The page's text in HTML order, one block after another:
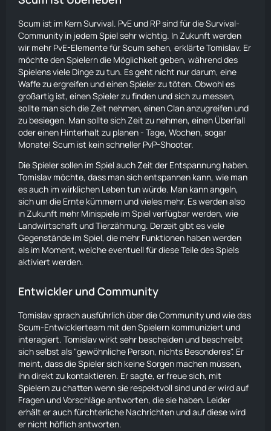
Scum ist im KernSurvival. PvE und RP sind für dieSurvival-
Community in jedem Spiel sehr wichtig. In Zukunft werden
wir mehr PvE-Elemente für Scum sehen, erklärte Tomislav. Er
möchte den Spielern die Möglichkeit geben, während des
Spielens viele Dinge zu tun. Es geht nicht nur darum, eine
Waffe zu ergreifen und einen Spieler zu töten. Obwohl es
großartig ist, einen Spieler zu finden und sich zu messen,
sollte man sich die Zeit nehmen, einen Clan anzugreifen und
zu besiegen. Man sollte sich Zeit zu nehmen, einen Überfall
oder einen Hinterhalt zu planen - Tage, Wochen, sogar
Monate! Scum ist kein schneller PvP-Shooter.
Die Spieler sollen im Spiel auch Zeit der Entspannung haben.
Tomislav möchte, dass man sich entspannen kann, wie man
es auch im wirklichen Leben tun würde. Man kann angeln,
sich um die Ernte kümmern und vieles mehr. Es werden also
in Zukunft mehr Minispiele im Spiel verfügbar werden, wie
Landwirtschaft und Tierzähmung. Derzeit gibt es viele
Gegenstände im Spiel, die mehr Funktionen haben werden
als im Moment, welche eventuell für diese Teile des Spiels
aktiviert werden.
Entwickler und Community
Tomislav sprach ausführlich über die Community und wie das
Scum-Entwicklerteam mit den Spielern kommuniziert und
interagiert. Tomislav wirkt sehr bescheiden und beschreibt
sich selbst als "gewöhnliche Person, nichts Besonderes". Er
meint, dass die Spieler sich keine Sorgen machen müssen,
ihn direkt zu kontaktieren. Er sagte, er freue sich, mit
Spielern zu chatten wenn sie respektvoll sind und er wird auf
Fragen und Vorschläge antworten, die sie haben. Leider
erhält er auch fürchterliche Nachrichten und auf diese wird
er nicht höflich antworten.